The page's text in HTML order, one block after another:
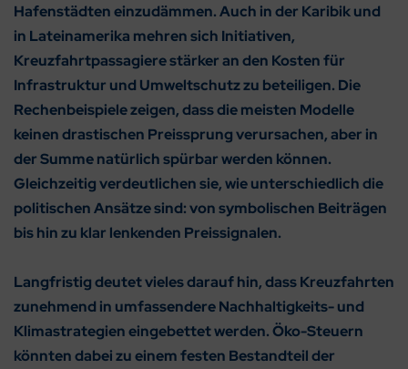
Hafenstädten einzudämmen. Auch in der Karibik und
in Lateinamerika mehren sich Initiativen,
Kreuzfahrtpassagiere stärker an den Kosten für
Infrastruktur und Umweltschutz zu beteiligen. Die
Rechenbeispiele zeigen, dass die meisten Modelle
keinen drastischen Preissprung verursachen, aber in
der Summe natürlich spürbar werden können.
Gleichzeitig verdeutlichen sie, wie unterschiedlich die
politischen Ansätze sind: von symbolischen Beiträgen
bis hin zu klar lenkenden Preissignalen.
Langfristig deutet vieles darauf hin, dass Kreuzfahrten
zunehmend in umfassendere Nachhaltigkeits- und
Klimastrategien eingebettet werden. Öko-Steuern
könnten dabei zu einem festen Bestandteil der